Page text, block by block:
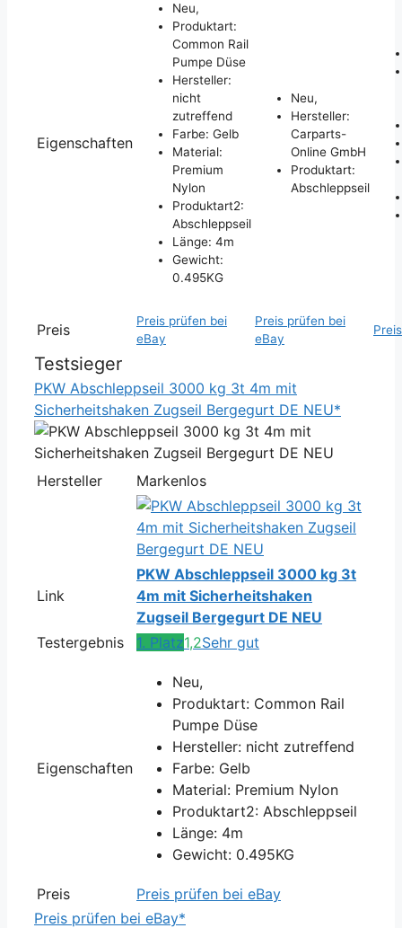
Eigenschaften
Neu,
Produktart:
Common Rail
Pumpe Düse
Hersteller:
nicht
zutreffend
Farbe: Gelb
Material:
Premium
Nylon
Produktart2:
Abschleppseil
Länge: 4m
Gewicht:
0.495KG
Neu,
Hersteller:
Carparts-
Online GmbH
Produktart:
Abschleppseil
Preis
Preis prüfen bei
eBay
Preis prüfen bei
eBay
Testsieger
PKW Abschleppseil 3000 kg 3t 4m mit
Sicherheitshaken Zugseil Bergegurt DE NEU*
Hersteller Markenlos
Link
PKW Abschleppseil 3000 kg 3t
4m mit Sicherheitshaken
Zugseil Bergegurt DE NEU
Testergebnis
1. Platz1,2Sehr gut
Eigenschaften
Neu,
Produktart: Common Rail
Pumpe Düse
Hersteller: nicht zutreffend
Farbe: Gelb
Material: Premium Nylon
Produktart2: Abschleppseil
Länge: 4m
Gewicht: 0.495KG
Preis
Preis prüfen bei eBay
Preis prüfen bei eBay*